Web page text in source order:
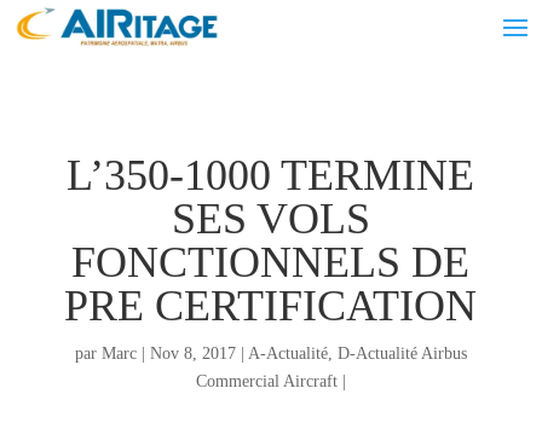
L’350-1000 TERMINE
SES VOLS
FONCTIONNELS DE
PRE CERTIFICATION
par Marc| Nov 8, 2017| A-Actualité, D-Actualité Airbus
Commercial Aircraft|